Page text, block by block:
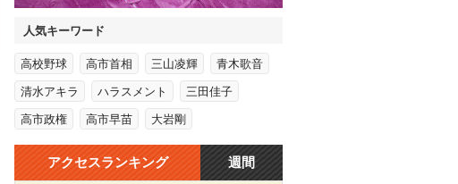
人気キーワード
高校野球 高市首相 三山凌輝 青木歌音
清水アキラ ハラスメント 三田佳子
高市政権 高市早苗 大岩剛
アクセスランキング 週間